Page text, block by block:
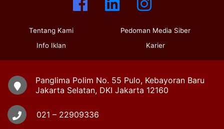
Tentang Kami
Info Iklan
Pedoman Media Siber
Karier
Panglima Polim No. 55 Pulo, Kebayoran Baru
Jakarta Selatan, DKI Jakarta 12160
021 – 22909336